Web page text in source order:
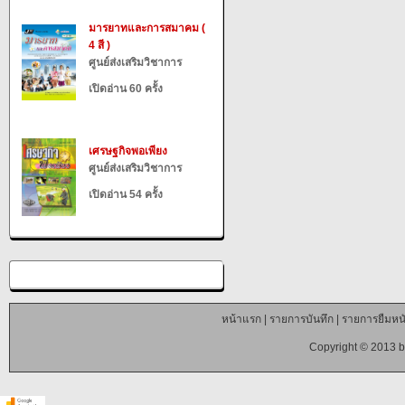
มารยาทและการสมาคม (
4 สี )
ศูนย์ส่งเสริมวิชาการ
เปิดอ่าน 60 ครั้ง
เศรษฐกิจพอเพียง
ศูนย์ส่งเสริมวิชาการ
เปิดอ่าน 54 ครั้ง
หน้าแรก| รายการบันทึก| รายการยืมห
Copyright © 2013